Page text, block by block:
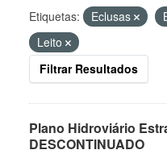
Etiquetas: Eclusas
Leito
Filtrar Resultados
Plano Hidroviário
DESCONTINUADO